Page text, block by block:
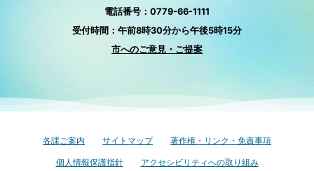
電話番号：0779-66-1111
受付時間：午前8時30分から午後5時15分
市へのご意見・ご提案
各課ご案内 サイトマップ 著作権・リンク・免責事項
個人情報保護指針 アクセシビリティへの取り組み